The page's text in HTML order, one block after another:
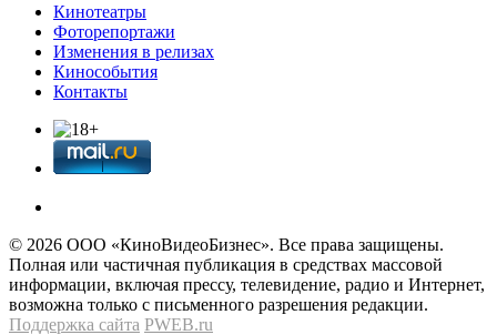
Кинотеатры
Фоторепортажи
Изменения в релизах
Кинособытия
Контакты
© 2026 OOО «КиноВидеоБизнес». Все права защищены.
Полная или частичная публикация в средствах массовой
информации, включая прессу, телевидение, радио и Интернет,
возможна только с письменного разрешения редакции.
Поддержка сайта PWEB.ru